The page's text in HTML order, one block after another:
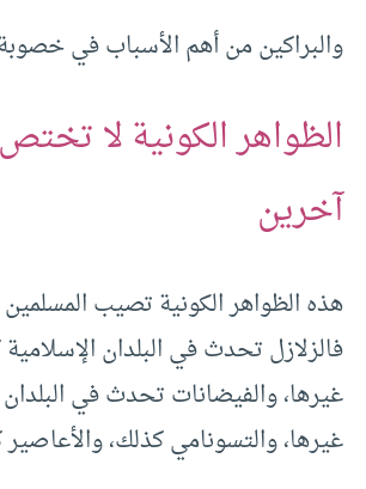
والبراكين من أهم الأسباب في خصوبة
الظواهر الكونية لا
آخرين
هذه الظواهر الكونية تصيب
فالزلازل تحدث في البلدان
غيرها، والفيضانات تحدث في
غيرها، والتسونامي كذلك،